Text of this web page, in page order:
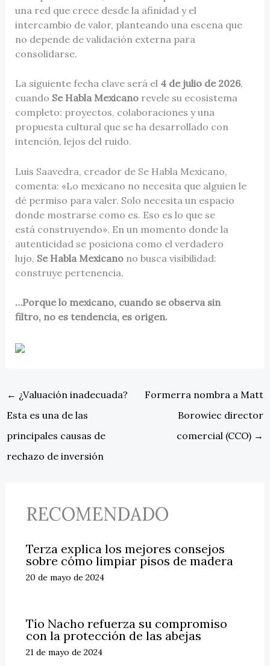
una red que crece desde la afinidad y el
intercambio de valor, planteando una escena que
no depende de validación externa para
consolidarse.
La siguiente fecha clave será el 4 de julio de 2026,
cuando Se Habla Mexicanorevele su ecosistema
completo: proyectos, colaboraciones y una
propuesta cultural que se ha desarrollado con
intención, lejos del ruido.
Luis Saavedra, creador de Se Habla Mexicano,
comenta: «Lo mexicano no necesita que alguien le
dé permiso para valer. Solo necesita un espacio
donde mostrarse como es. Eso es lo que se
está construyendo». En un momento donde la
autenticidad se posiciona como el verdadero
lujo, Se Habla Mexicanono busca visibilidad:
construye pertenencia.
…Porque lo mexicano, cuando se observa sin
filtro, no es tendencia, es origen.
← ¿Valuación inadecuada?
Esta es una de las
principales causas de
rechazo de inversión
Formerra nombra a Matt
Borowiec director
comercial (CCO) →
RECOMENDADO
Terza explica los mejores consejos
sobre cómo limpiar pisos de madera
20 de mayo de 2024
Tío Nacho refuerza su compromiso
con la protección de las abejas
21 de mayo de 2024